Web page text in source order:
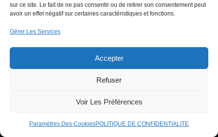
sur ce site. Le fait de ne pas consentir ou de retirer son consentement peut
avoir un effet négatif sur certaines caractéristiques et fonctions.
Gérer Les Services
Accepter
Refuser
Voir Les Préférences
Paramètres Des CookiesPOLITIQUE DE CONFIDENTIALITE